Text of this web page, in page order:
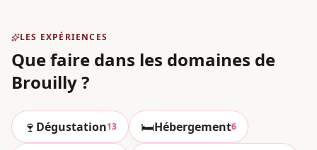
LES EXPÉRIENCES
Que faire dans les domaines de
Brouilly?
🍷 Dégustation13 🛏️Hébergement6